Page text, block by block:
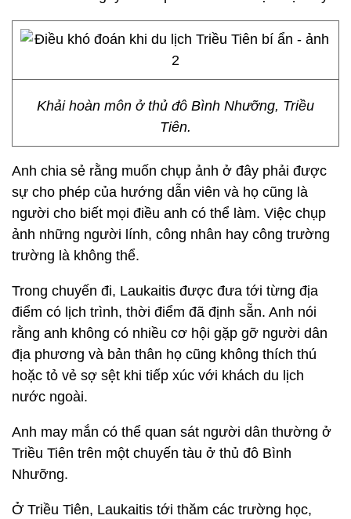
Khải hoàn môn ở thủ đô Bình Nhưỡng, Triều
Tiên.
Anh chia sẻ rằng muốn chụp ảnh ở đây phải được
sự cho phép của hướng dẫn viên và họ cũng là
người cho biết mọi điều anh có thể làm. Việc chụp
ảnh những người lính, công nhân hay công trường
trường là không thể.
Trong chuyến đi, Laukaitis được đưa tới từng địa
điểm có lịch trình, thời điểm đã định sẵn. Anh nói
rằng anh không có nhiều cơ hội gặp gỡ người dân
địa phương và bản thân họ cũng không thích thú
hoặc tỏ vẻ sợ sệt khi tiếp xúc với khách du lịch
nước ngoài.
Anh may mắn có thể quan sát người dân thường ở
Triều Tiên trên một chuyến tàu ở thủ đô Bình
Nhưỡng.
Ở Triều Tiên, Laukaitis tới thăm các trường học,